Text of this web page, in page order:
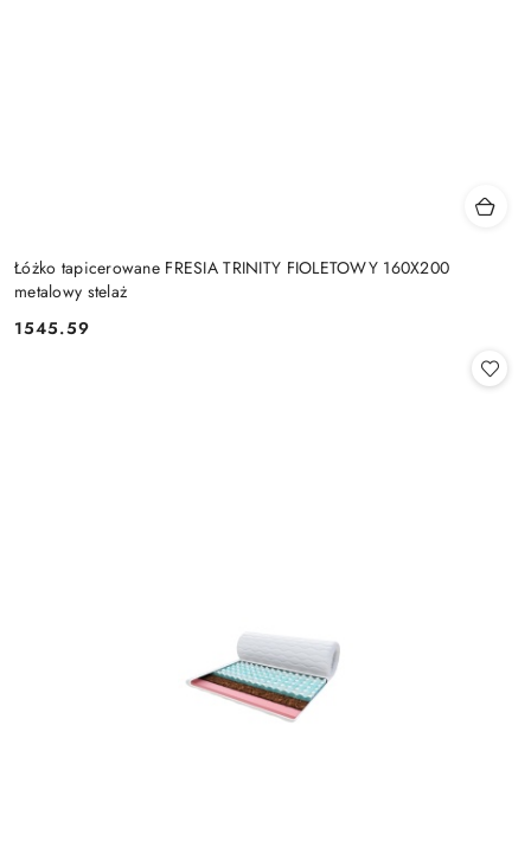
Łóżko tapicerowane FRESIA TRINITY FIOLETOWY 160X200
metalowy stelaż
Cena:
1545.59